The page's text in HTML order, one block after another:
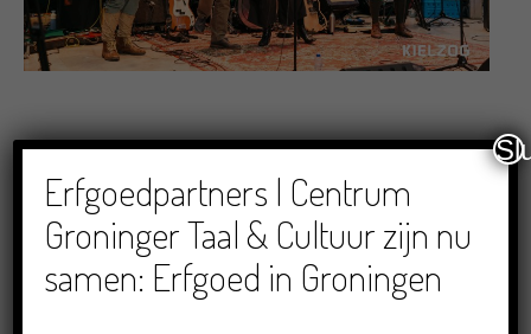
Erfgoedpartners | Centrum
Groninger Taal & Cultuur zijn nu
samen: Erfgoed in Groningen